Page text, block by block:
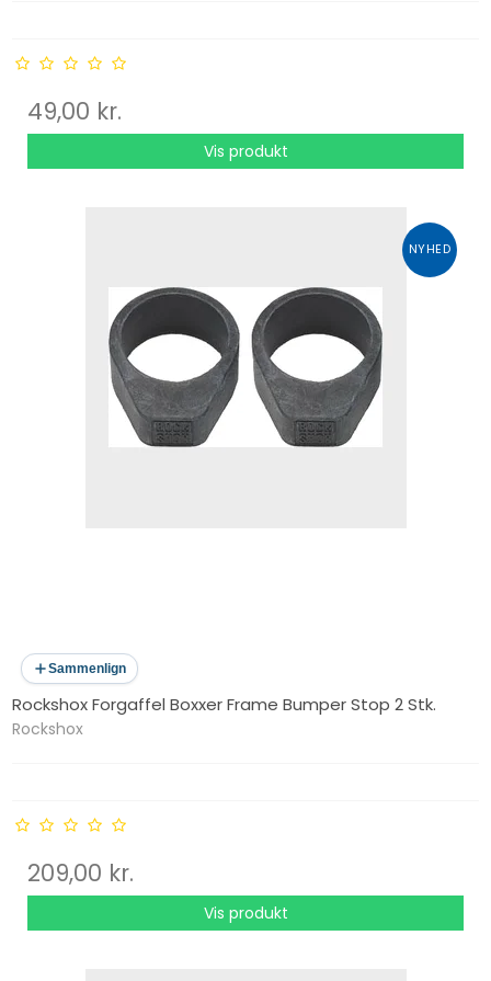
49,00 kr.
Vis produkt
NYHED
Sammenlign
Rockshox Forgaffel Boxxer Frame Bumper Stop 2 Stk.
Rockshox
209,00 kr.
Vis produkt